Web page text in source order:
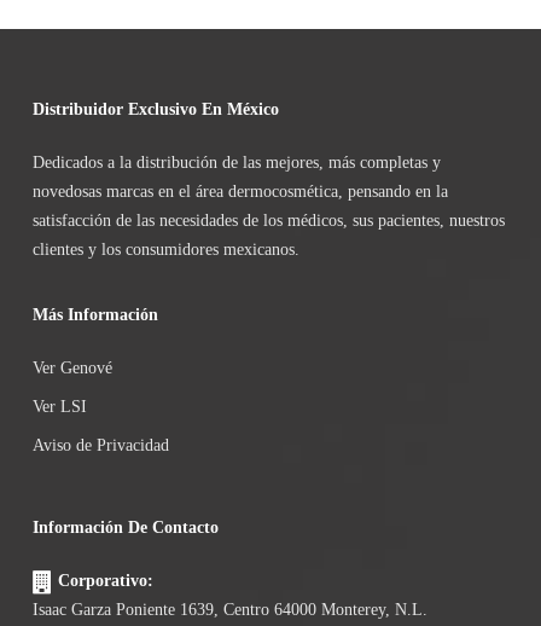
Distribuidor Exclusivo En México
Dedicados a la distribución de las mejores, más completas y
novedosas marcas en el área dermocosmética, pensando en la
satisfacción de las necesidades de los médicos, sus pacientes, nuestros
clientes y los consumidores mexicanos.
Más Información
Ver Genové
Ver LSI
Aviso de Privacidad
Información De Contacto
Corporativo:
Isaac Garza Poniente 1639, Centro 64000 Monterey, N.L.